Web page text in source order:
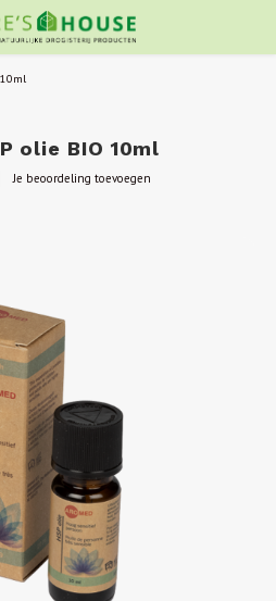
olie BIO 10ml
Je beoordeling toevoegen